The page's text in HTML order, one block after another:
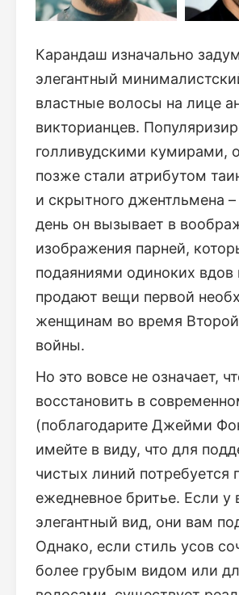
Карандаш изначально
элегантный
властные волосы на лице
викторианцев.
голливудскими кумирами,
позже стали атрибутом
и скрытного джентльмена –
день он вызывает в
изображения парней,
подаяниями одиноких вдов
продают вещи первой
женщинам во время
войны.
Но это вовсе не означает,
восстановить в
(поблагодарите Джейми
имейте в виду, что для
чистых линий потребуется
ежедневное бритье. Если у
элегантный вид, они вам
Однако, если стиль усов
более грубым видом или